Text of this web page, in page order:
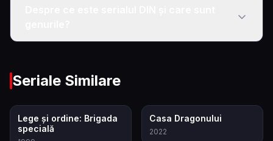
Seriale Similare
7.9
Lege și ordine: Brigada
specială
Casa Dragonului
2022